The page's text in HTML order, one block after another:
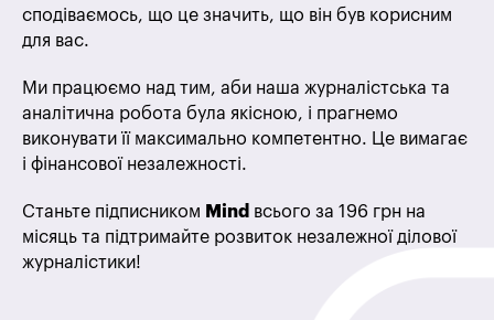
сподіваємось, що це значить, що він був корисним
для вас.
Ми працюємо над тим, аби наша журналістська та
аналітична робота була якісною, і прагнемо
виконувати її максимально компетентно. Це вимагає
і фінансової незалежності.
Станьте підписником Mind всього за 196 грн на
місяць та підтримайте розвиток незалежної ділової
журналістики!